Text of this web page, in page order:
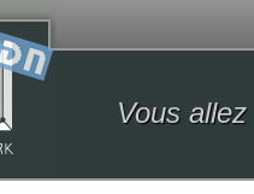
Vous